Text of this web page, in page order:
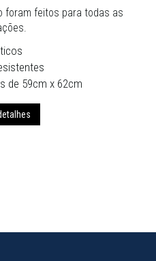
foram feitos para todas as
de 59cm x 62cm